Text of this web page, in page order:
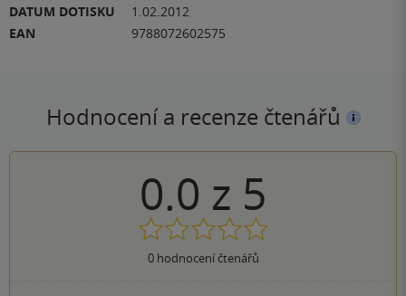
DATUM DOTISKU
1.02.2012
EAN
9788072602575
Hodnocení a recenze čtenářů
0.0 z 5
0hodnocení čtenářů